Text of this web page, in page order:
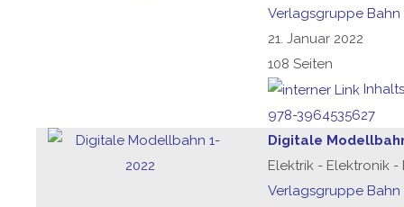
Verlagsgruppe Bahn
21. Januar 2022
108 Seiten
978-3964535627
Digitale
Elektrik - Elektronik
Verlagsgruppe Bahn